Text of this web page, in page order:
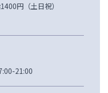
円（土日祝）
21:00